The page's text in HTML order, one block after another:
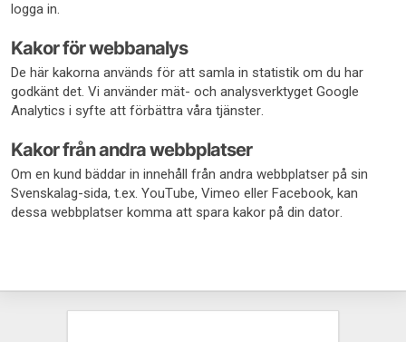
logga in.
Kakor för webbanalys
De här kakorna används för att samla in statistik om du har
godkänt det. Vi använder mät- och analysverktyget Google
Analytics i syfte att förbättra våra tjänster.
Kakor från andra webbplatser
Om en kund bäddar in innehåll från andra webbplatser på sin
Svenskalag-sida, t.ex. YouTube, Vimeo eller Facebook, kan
dessa webbplatser komma att spara kakor på din dator.